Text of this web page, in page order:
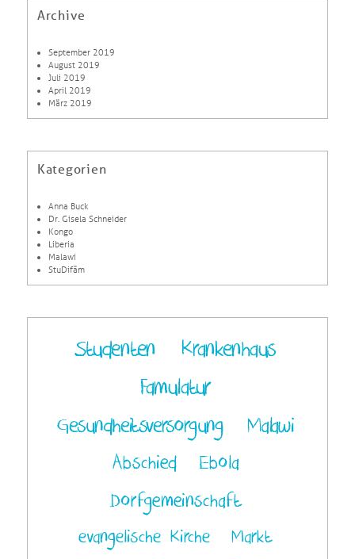
Archive
September 2019
August 2019
Juli 2019
April 2019
März 2019
Kategorien
Anna Buck
Dr. Gisela Schneider
Kongo
Liberia
Malawi
StuDifäm
Studenten
Krankenhaus
Famulatur
Gesundheitsversorgung Malawi
Abschied
Ebola
Dorfgemeinschaft
evangelische Kirche
Markt